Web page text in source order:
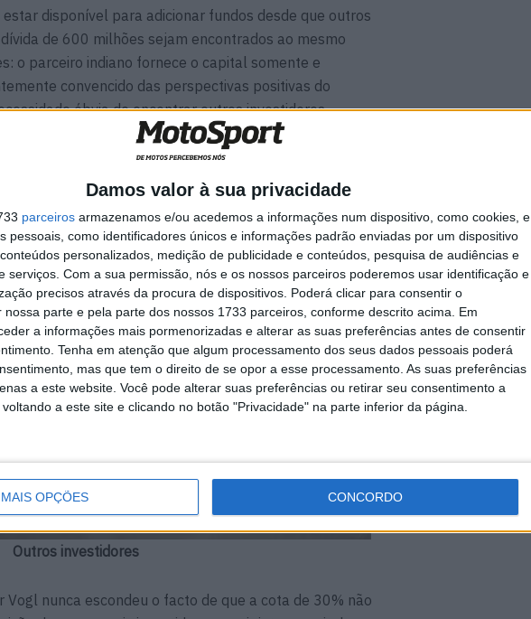
Damos valor à sua privacidade
parceiros armazenamos e/ou acedemos a informações num dispositivo, como cookies, e
pessoais, como identificadores únicos e informações padrão enviadas por um dispositivo
personalizados, medição de publicidade e conteúdos, pesquisa de audiências e
serviços. Com a sua permissão, nós e os nossos parceiros poderemos usar identificação e
precisos através da procura de dispositivos. Poderá clicar para consentir o
nossa parte e pela parte dos nossos 1733 parceiros, conforme descrito acima. Em
a informações mais pormenorizadas e alterar as suas preferências antes de consentir
Tenha em atenção que algum processamento dos seus dados pessoais poderá
mas que tem o direito de se opor a esse processamento. As suas preferências
a este website. Você pode alterar suas preferências ou retirar seu consentimento a
a este site e clicando no botão "Privacidade" na parte inferior da página.
MAIS OPÇÕES CONCORDO
disponível para adicionar fundos desde que outros
de 600 milhões sejam encontrados ao mesmo
o parceiro indiano fornece o capital somente e
convencido das perspectivas positivas do
óbvia de encontrar outros investidores.
Outros investidores
nunca escondeu o facto de que a cota de 30% não